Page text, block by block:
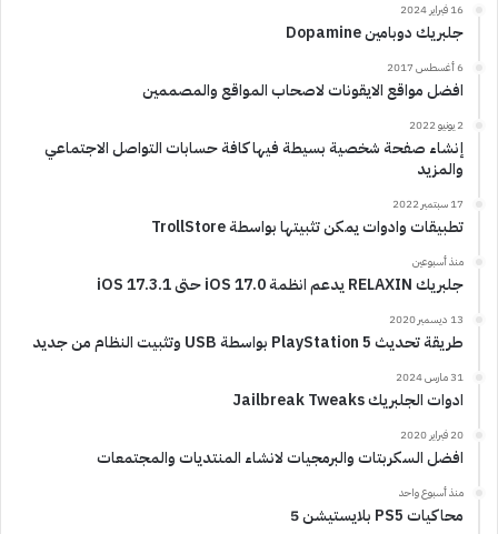
16 فبراير 2024
جلبريك دوبامين Dopamine
6 أغسطس 2017
افضل مواقع الايقونات لاصحاب المواقع والمصممين
2 يونيو 2022
إنشاء صفحة شخصية بسيطة فيها كافة حسابات التواصل الاجتماعي
والمزيد
17 سبتمبر 2022
تطبيقات وادوات يمكن تثبيتها بواسطة TrollStore
منذ أسبوعين
جلبريك RELAXIN يدعم انظمة iOS 17.0 حتى iOS 17.3.1
13 ديسمبر 2020
طريقة تحديث PlayStation 5 بواسطة USB وتثبيت النظام من جديد
31 مارس 2024
ادوات الجلبريك Jailbreak Tweaks
20 فبراير 2020
افضل السكربتات والبرمجيات لانشاء المنتديات والمجتمعات
منذ أسبوع واحد
محاكيات PS5 بلايستيشن 5